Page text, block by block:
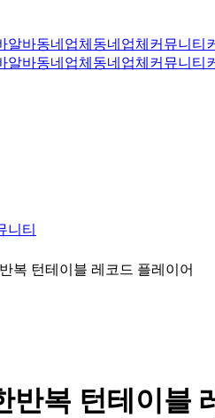
알바동네업체 동네업체 커뮤니티
알바동네업체 동네업체 커뮤니티
니티
복 턴테이블 레코드 플레이어
반복 턴테이블